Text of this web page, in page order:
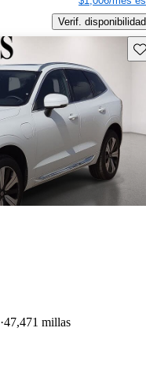
Verif. disponibilidad
47,471 millas